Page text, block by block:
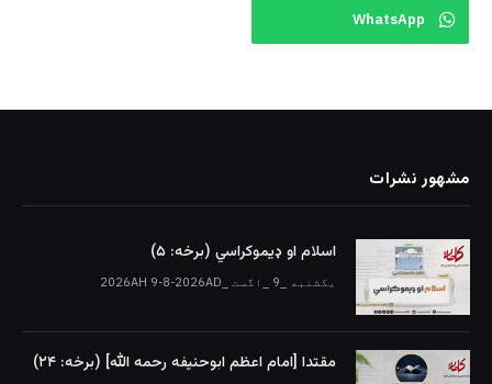
WhatsApp
مشهور نشرات
اسلام او ډیموکراسي (برخه: ۵)
یکشنبه _9 _اگست _2026AH 9-8-2026AD
مقتدا [امام اعظم ابوحنیفه رحمه الله‎] (برخه: ۲۴)